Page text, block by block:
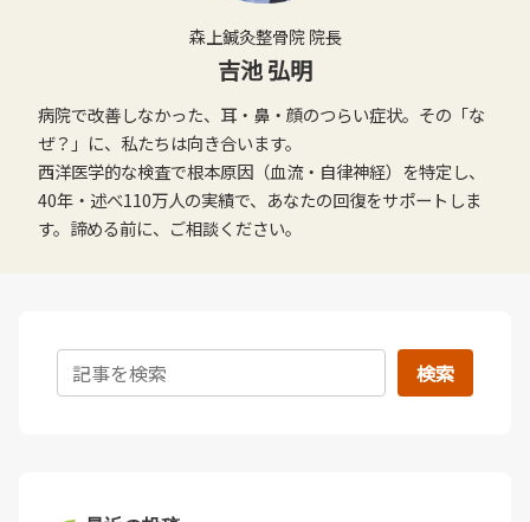
森上鍼灸整骨院 院長
吉池 弘明
病院で改善しなかった、耳・鼻・顔のつらい症状。その「な
ぜ？」に、私たちは向き合います。
西洋医学的な検査で根本原因（血流・自律神経）を特定し、
40年・述べ110万人の実績で、あなたの回復をサポートしま
す。諦める前に、ご相談ください。
検索